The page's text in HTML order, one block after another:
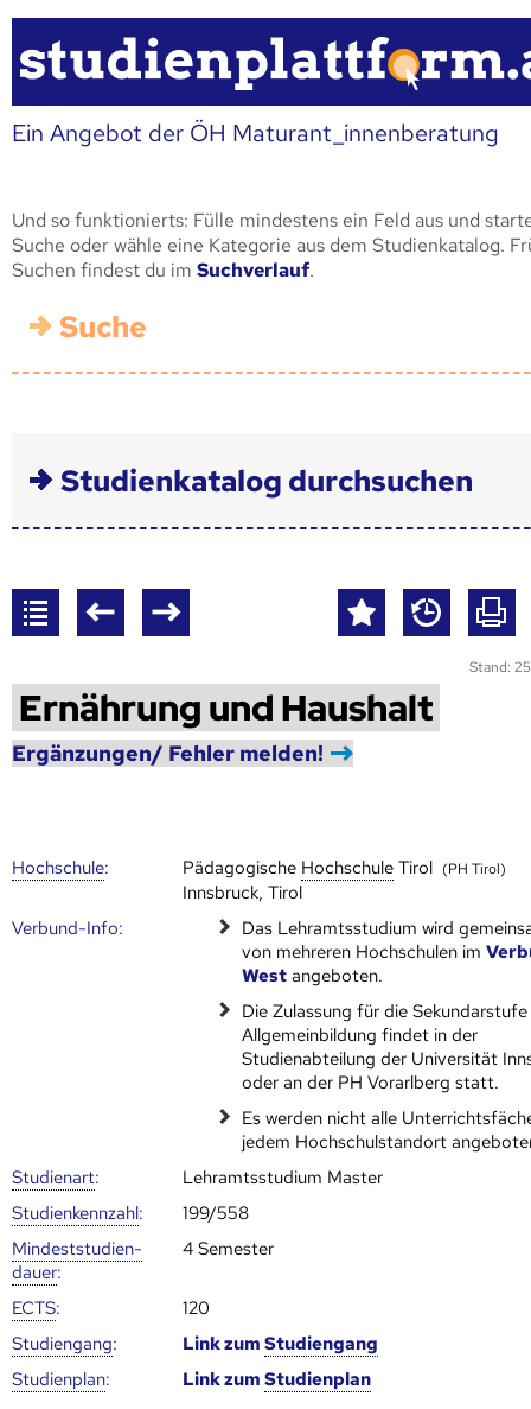
Ein Angebot der ÖH Maturant_innenberatung
Und so funktionierts: Fülle mindestens ein Feld aus und
Suche oder wähle eine Kategorie aus dem Studienkatalog.
Suchen findest du im Suchverlauf.
Suche
Studienkatalog durchsuchen
Stand:
Ernährung und Haushalt
Ergänzungen/ Fehler melden!
Hoch­schule: Pädagogische Hoch­schule Tirol (PH Tirol)
Innsbruck, Tirol
Verbund-Info:
Das Lehramtsstudium wird
von mehreren Hoch­schulen im
West angeboten.
Die Zulassung für die Sekundarstufe
Allgemeinbildung findet in der
Studienabteilung der Universität
oder an der PH Vorarlberg statt.
Es werden nicht alle
jedem Hochschulstandort
Studienart:
Lehramtsstudium Master
Studien­kenn­zahl:
199/558
Mindest­studien­
dauer:
4 Semester
ECTS:
120
Studien­gang: Link zumStudien­gang
Studien­plan: Link zumStudien­plan